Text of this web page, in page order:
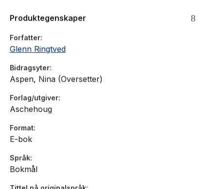
Produktegenskaper
Forfatter
Glenn Ringtved
Bidragsyter
Aspen, Nina (Oversetter)
Forlag/utgiver
Aschehoug
Format
E-bok
Språk
Bokmål